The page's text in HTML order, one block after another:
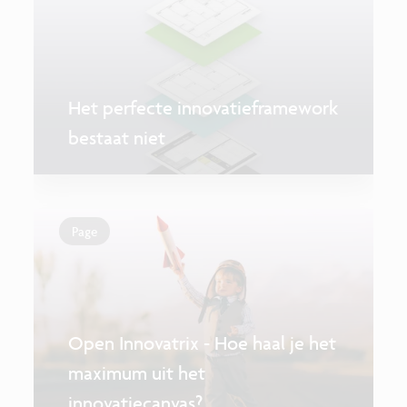
Het perfecte innovatieframework
bestaat niet
Open Innovatrix - Hoe haal je het
maximum uit het